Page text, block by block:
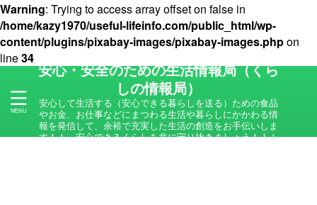
Warning: Trying to access array offset on false in
/home/kazy1970/useful-lifeinfo.com/public_html/wp-
content/plugins/pixabay-images/pixabay-images.phpon
line34
安心・安全のための生活情報局（くら
しの情報局）
安心して生活する（安心できる暮らしを送る）ための食品
やお金、お仕事などにまつわる生活や暮らしにかかわる情
報を発信して、余裕で充実した生活の創造をお手伝いしま
す！！ 安心できるくらしを共に守り抜きましょう！！！